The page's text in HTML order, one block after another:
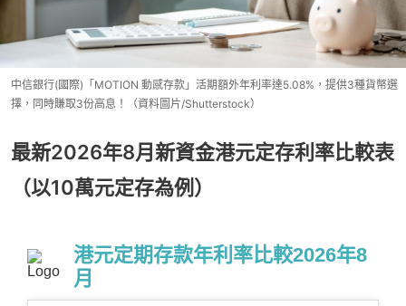
中信銀行(國際)「MOTION 動感存款」活期額外年利率達5.08%，提供3種貨幣選
擇，同時賺取3份高息！（資料圖片/Shutterstock）
最新2026年8月新資金港元定存利率比較表
（以10萬元定存為例）